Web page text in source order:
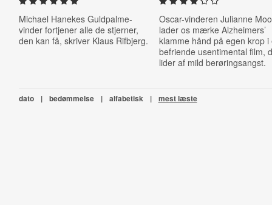
Michael Hanekes Guldpalme-
vinder fortjener alle de stjerner,
den kan få, skriver Klaus Rifbjerg.
Oscar-vinderen Julianne
lader os mærke Alzheimers’
klamme hånd på egen krop i
befriende usentimental film,
lider af mild berøringsangst.
dato | bedømmelse | alfabetisk | mest læste